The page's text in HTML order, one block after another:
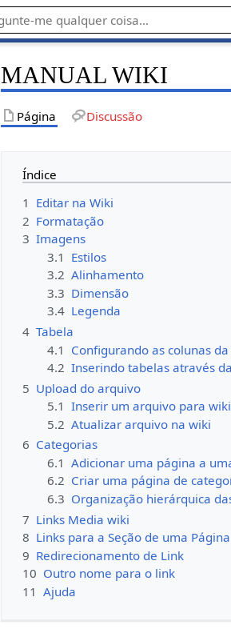
MANUAL WIKI
Página Discussão
Índice
1 Editar na Wiki
2 Formatação
3 Imagens
3.1 Estilos
3.2 Alinhamento
3.3 Dimensão
3.4 Legenda
4 Tabela
4.1 Configurando as colunas
4.2 Inserindo tabelas através
5 Upload do arquivo
5.1 Inserir um arquivo para wiki
5.2 Atualizar arquivo na wiki
6 Categorias
6.1 Adicionar uma página a
6.2 Criar uma página de
6.3 Organização hierárquica
7 Links Media wiki
8 Links para a Seção de uma Página
9 Redirecionamento de Link
10 Outro nome para o link
11 Ajuda